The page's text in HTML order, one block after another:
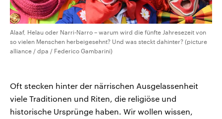
Alaaf, Helau oder Narri-Narro – warum wird die fünfte Jahresezeit von
so vielen Menschen herbeigesehnt? Und was steckt dahinter? (picture
alliance / dpa / Federico Gambarini)
Oft stecken hinter der närrischen Ausgelassenheit
viele Traditionen und Riten, die religiöse und
historische Ursprünge haben. Wir wollen wissen,